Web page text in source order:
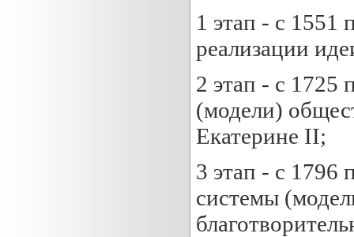
1 этап - с 1551
реализации
2 этап - с 1725
(модели)
Екатерине II;
3 этап - с 1796
системы